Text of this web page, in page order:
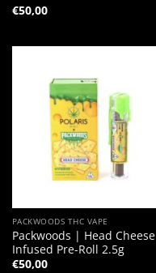
€50,00
PACKWOODS THC VAPE
Packwoods | Head Cheese
Infused Pre-Roll 2.5g
€50,00